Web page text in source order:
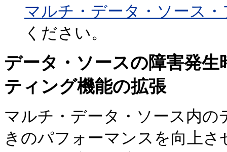
マルチ・データ・ソース
ください。
データ・ソースの障害発
ティング機能の拡張
マルチ・データ・ソース内
きのパフォーマンスを向上